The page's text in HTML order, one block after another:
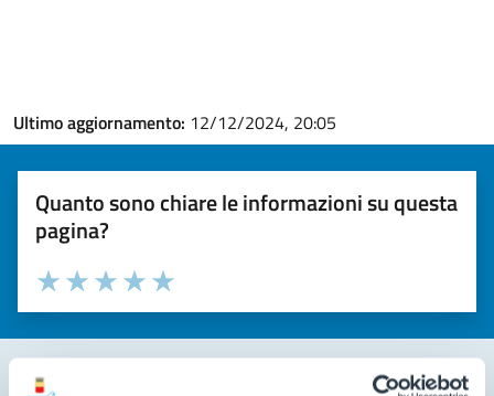
Ultimo aggiornamento: 12/12/2024, 20:05
Quanto sono chiare le informazioni su questa
pagina?
Valuta la chiarezza delle informazioni (da 1 a 5 stelle)
Seleziona il numero di stelle per valutare la chiarezza delle
Valuta 5 stelle su 5
Valuta 4 stelle su 5
Valuta 3 stelle su 5
Valuta 2 stelle su 5
Valuta 1 stelle su 5